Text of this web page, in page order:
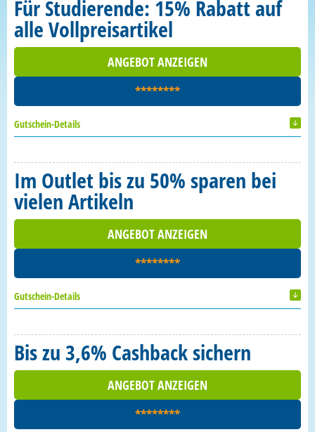
Für Studierende: 15% Rabatt auf
alle Vollpreisartikel
ANGEBOT ANZEIGEN
********
Gutschein-Details
Im Outlet bis zu 50% sparen bei
vielen Artikeln
ANGEBOT ANZEIGEN
********
Gutschein-Details
Bis zu 3,6% Cashback sichern
ANGEBOT ANZEIGEN
********